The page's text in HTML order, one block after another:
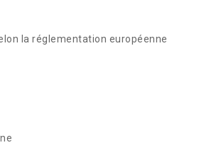
la réglementation européenne